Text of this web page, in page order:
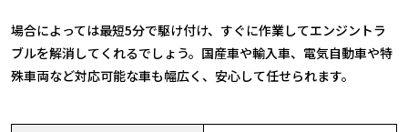
場合によっては最短5分で駆け付け、すぐに作業してエンジントラ
ブルを解消してくれるでしょう。国産車や輸入車、電気自動車や特
殊車両など対応可能な車も幅広く、安心して任せられます。